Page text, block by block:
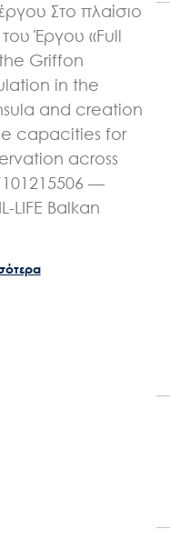
Στο πλαίσιο
Έργου «Full
Griffon
in the
and creation
capacities for
across
—
LIFE Balkan